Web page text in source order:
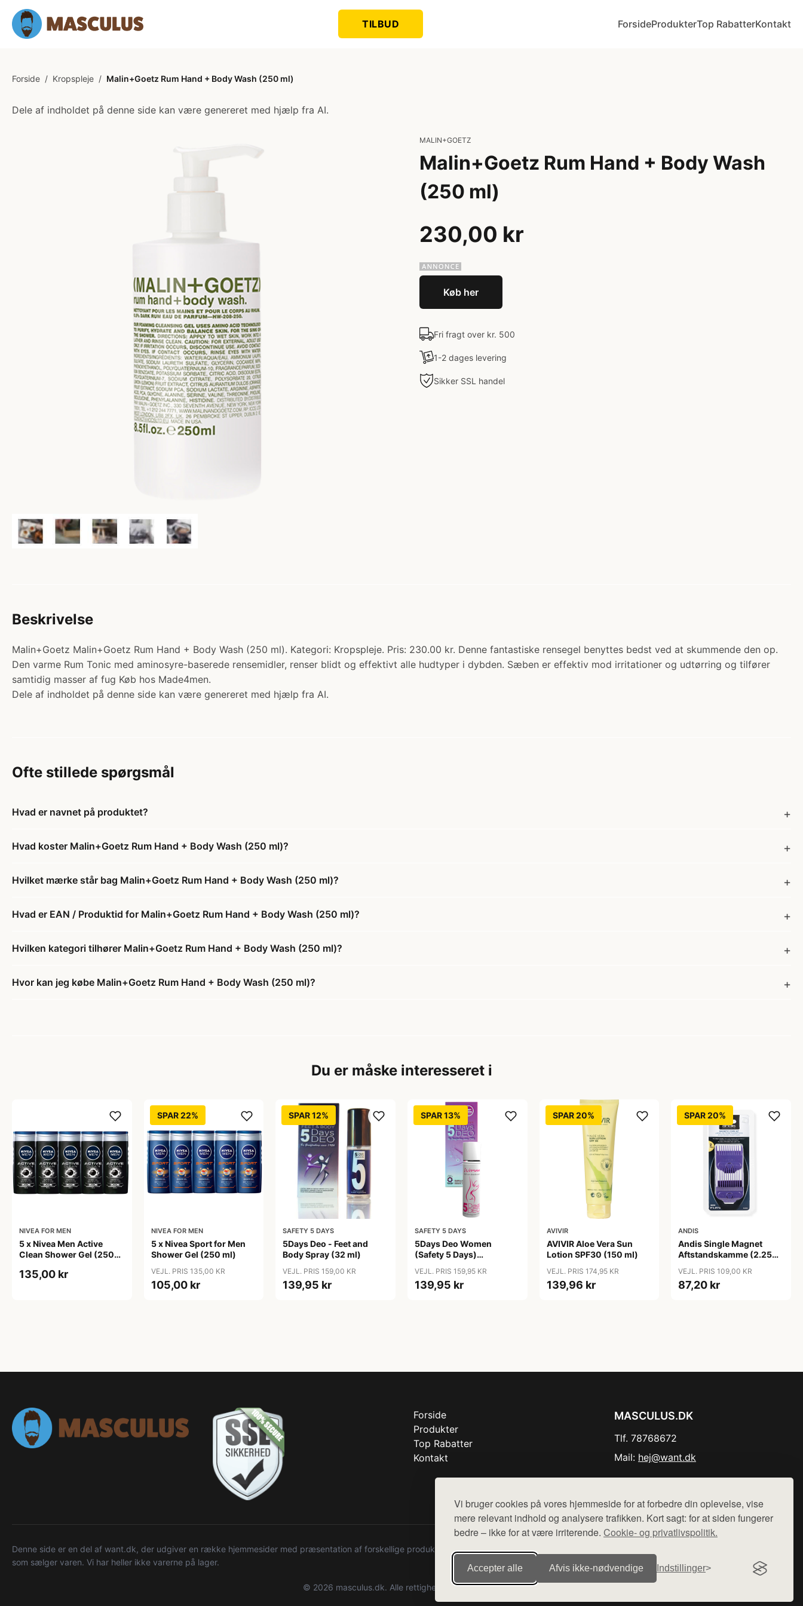
Vi bruger cookies på vores hjemmeside for at forbedre din oplevelse, vise
mere relevant indhold og analysere trafikken. Kort sagt: for at siden fungerer
bedre – ikke for at være irriterende. Cookie- og privatlivspolitik.
Accepter alle Afvis ikke‑nødvendige Indstillinger
TILBUD ForsideProdukterTop RabatterKontakt
Forside / Kropspleje / Malin+Goetz Rum Hand + Body Wash (250 ml)
Dele af indholdet på denne side kan være genereret med hjælp fra AI.
MALIN+GOETZ
Malin+Goetz Rum Hand + Body Wash
(250 ml)
230,00 kr
Køb her
Fri fragt over kr. 500
1-2 dages levering
Sikker SSL handel
Beskrivelse
Malin+Goetz Malin+Goetz Rum Hand + Body Wash (250 ml). Kategori: Kropspleje. Pris: 230.00 kr. Denne fantastiske rensegel benyttes bedst ved at skummende den op.
Den varme Rum Tonic med aminosyre-baserede rensemidler, renser blidt og effektivt alle hudtyper i dybden. Sæben er effektiv mod irritationer og udtørring og tilfører
samtidig masser af fug Køb hos Made4men.
Dele af indholdet på denne side kan være genereret med hjælp fra AI.
Ofte stillede spørgsmål
Hvad er navnet på produktet?
Hvad koster Malin+Goetz Rum Hand + Body Wash (250 ml)?
Hvilket mærke står bag Malin+Goetz Rum Hand + Body Wash (250 ml)?
Hvad er EAN / Produktid for Malin+Goetz Rum Hand + Body Wash (250 ml)?
Hvilken kategori tilhører Malin+Goetz Rum Hand + Body Wash (250 ml)?
Hvor kan jeg købe Malin+Goetz Rum Hand + Body Wash (250 ml)?
Du er måske interesseret i
NIVEA FOR MEN
5 x Nivea Men Active
Clean Shower Gel (250
135,00 kr
SPAR 22%
NIVEA FOR MEN
5 x Nivea Sport for Men
Shower Gel (250 ml)
VEJL. PRIS 135,00 KR
105,00 kr
SPAR 12%
SAFETY 5 DAYS
5Days Deo - Feet and
Body Spray (32 ml)
VEJL. PRIS 159,00 KR
139,95 kr
SPAR 13%
SAFETY 5 DAYS
5Days Deo Women
(Safety 5 Days)
VEJL. PRIS 159,95 KR
139,95 kr
SPAR 20%
AVIVIR
AVIVIR Aloe Vera Sun
Lotion SPF30 (150 ml)
VEJL. PRIS 174,95 KR
139,96 kr
SPAR 20%
ANDIS
Andis Single Magnet
Aftstandskamme (2.25
VEJL. PRIS 109,00 KR
87,20 kr
Forside
Produkter
Top Rabatter
Kontakt
MASCULUS.DK
Tlf. 78768672
Mail: hej@want.dk
Denne side er en del af want.dk, der udgiver en række hjemmesider med præsentation af forskellige produkter fra diverse webshops. Der sælges ikke varer fra denne side - vi henviser til de shops,
som sælger varen. Vi har heller ikke varerne på lager.
© 2026 masculus.dk. Alle rettigheder forbeholdes.